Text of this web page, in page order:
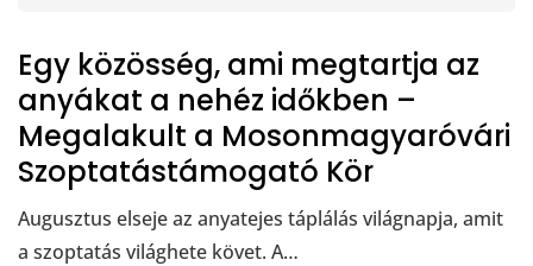
Egy közösség, ami megtartja az
anyákat a nehéz időkben –
Megalakult a Mosonmagyaróvári
Szoptatástámogató Kör
Augusztus elseje az anyatejes táplálás világnapja, amit
a szoptatás világhete követ. A…